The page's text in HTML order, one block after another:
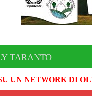
TARANTO
UN NETWORK DI